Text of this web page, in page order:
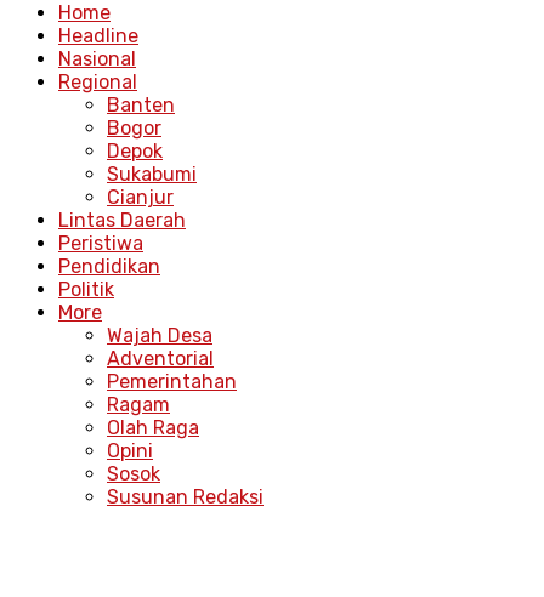
Home
Headline
Nasional
Regional
Banten
Bogor
Depok
Sukabumi
Cianjur
Lintas Daerah
Peristiwa
Pendidikan
Politik
More
Wajah Desa
Adventorial
Pemerintahan
Ragam
Olah Raga
Opini
Sosok
Susunan Redaksi